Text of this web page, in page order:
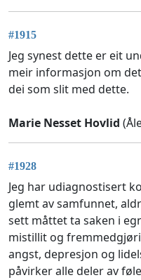
#1915
Jeg synest dette er eit
meir informasjon om
dei som slit med dette.
Marie Nesset Hovlid
#1928
Jeg har udiagnostisert
glemt av samfunnet,
sett måttet ta saken i
mistillit og
angst, depresjon og
påvirker alle deler av